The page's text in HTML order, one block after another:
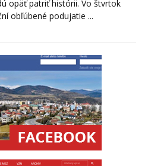
opäť patriť histórii. Vo štvrtok
obľúbené podujatie ...